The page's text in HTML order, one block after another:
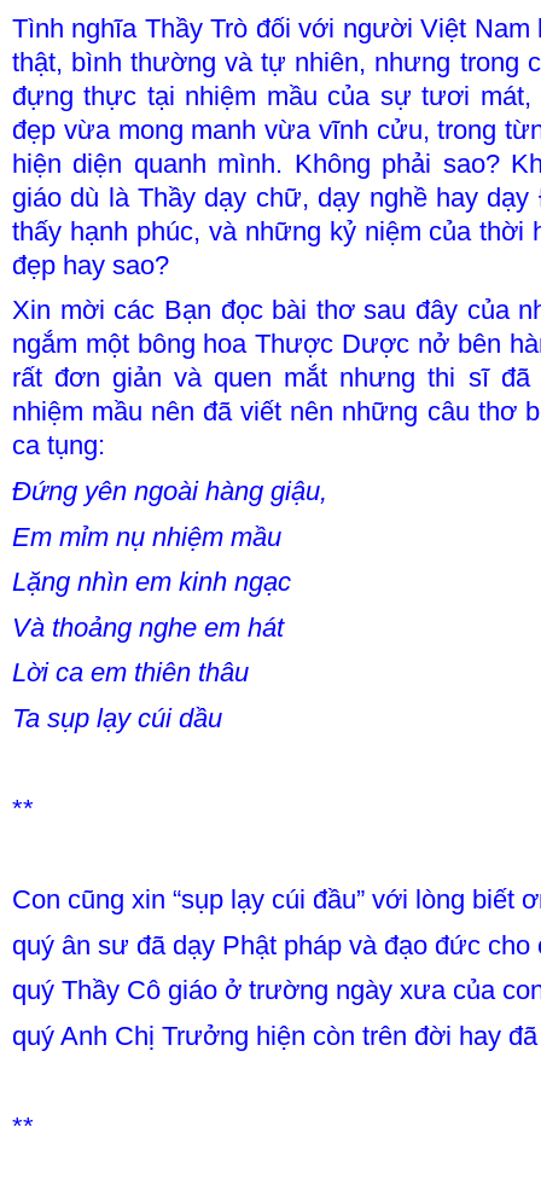
Tình nghĩa Thầy Trò đối với người Việt Nam
thật, bình thường và tự nhiên, nhưng trong
đựng thực tại nhiệm mầu của sự tươi
đẹp vừa mong manh vừa vĩnh cửu, trong
hiện diện quanh mình. Không phải sao?
giáo dù là Thầy dạy chữ, dạy nghề hay
thấy hạnh phúc, và những kỷ niệm của thời
đẹp hay sao?
Xin mời các Bạn đọc bài thơ sau đây của
ngắm một bông hoa Thược Dược nở bên
rất đơn giản và quen mắt nhưng thi sĩ
nhiệm mầu nên đã viết nên những câu thơ
ca tụng:
Đứng yên ngoài hàng giậu,
Em mỉm nụ nhiệm mầu
Lặng nhìn em kinh ngạc
Và thoảng nghe em hát
Lời ca em thiên thâu
Ta sụp lạy cúi dầu
**
Con cũng xin “sụp lạy cúi đầu” với lòng biết
quý ân sư đã dạy Phật pháp và đạo đức cho
quý Thầy Cô giáo ở trường ngày xưa của
quý Anh Chị Trưởng hiện còn trên đời hay
**